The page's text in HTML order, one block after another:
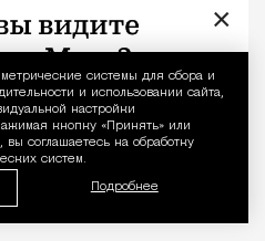
Уведомление
системы для сбора и
и использовании сайта,
настройки
кнопку «Принять» или
вы соглашаетесь на обработку
систем.
Подробнее
×